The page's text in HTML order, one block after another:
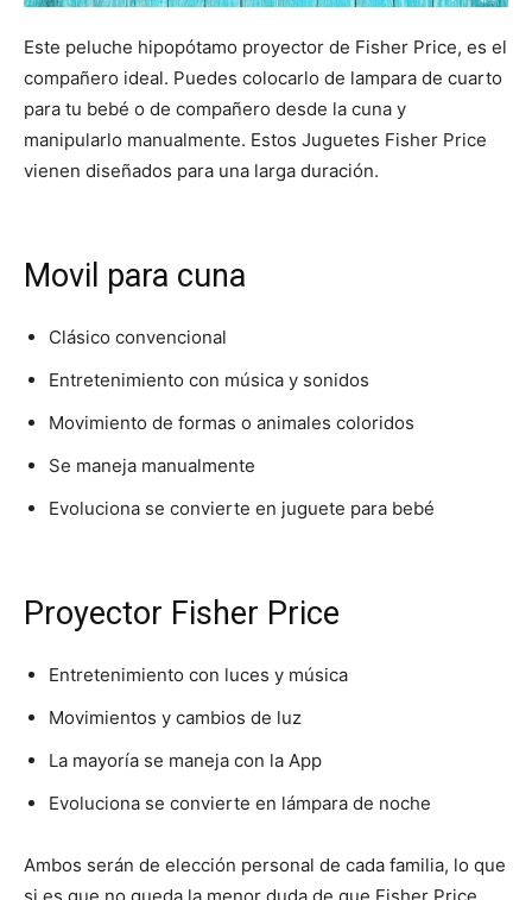
Este peluche hipopótamo proyector de Fisher Price, es el
compañero ideal. Puedes colocarlo de lampara de cuarto
para tu bebé o de compañero desde la cuna y
manipularlo manualmente. Estos Juguetes Fisher Price
vienen diseñados para una larga duración.
Movil para cuna
Clásico convencional
Entretenimiento con música y sonidos
Movimiento de formas o animales coloridos
Se maneja manualmente
Evoluciona se convierte en juguete para bebé
Proyector Fisher Price
Entretenimiento con luces y música
Movimientos y cambios de luz
La mayoría se maneja con la App
Evoluciona se convierte en lámpara de noche
Ambos serán de elección personal de cada familia, lo que